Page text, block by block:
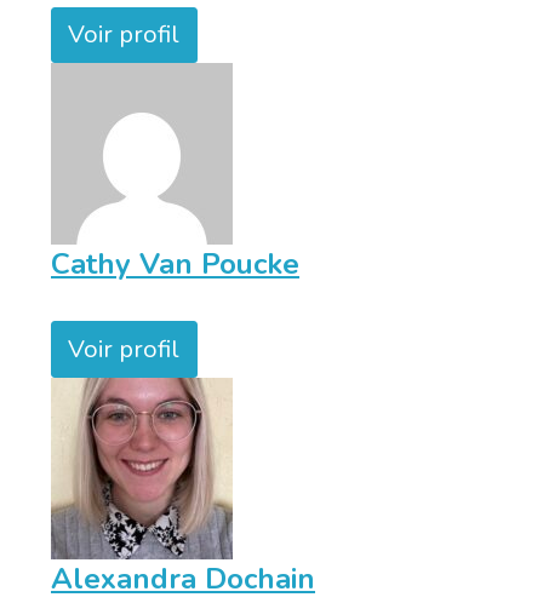
Voir profil
Cathy Van Poucke
Voir profil
Alexandra Dochain